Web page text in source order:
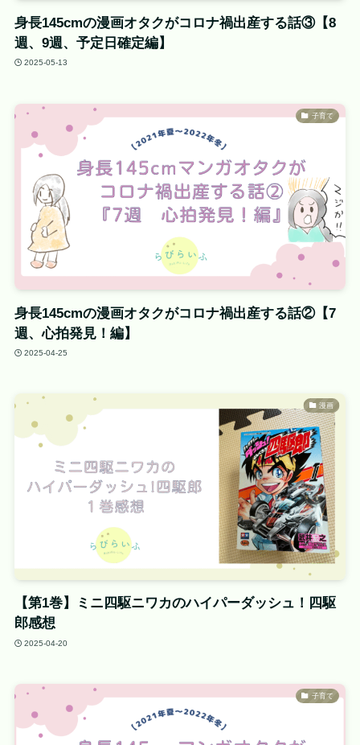
身長145cmの漫画オタクがコロナ禍出産する話③【8
週、9週、予定日確定編】
2025-05-13
子育て
身長145cmの漫画オタクがコロナ禍出産する話②【7
週、心拍発見！編】
2025-04-25
漫画
【第1巻】ミニ四駆ニワカのハイパーダッシュ！四駆
郎感想
2025-04-20
子育て